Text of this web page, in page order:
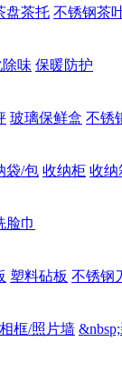
盘茶托 不锈钢茶
味 保暖防护
玻璃保鲜盒 不锈
袋/包 收纳柜 收纳
脸巾
塑料砧板 不锈钢
相框/照片墙